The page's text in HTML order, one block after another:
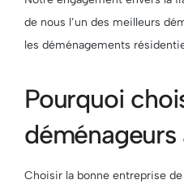
de nous l’un des meilleurs
les déménagements
Pourquoi
déménageurs
Choisir la bonne entreprise